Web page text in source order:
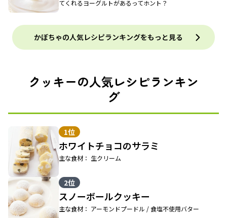
てくれるヨーグルトがあるってホント？
かぼちゃの人気レシピランキングをもっと見る
クッキーの人気レシピランキン
グ
1位
ホワイトチョコのサラミ
主な食材： 生クリーム
2位
スノーボールクッキー
主な食材： アーモンドプードル / 食塩不使用バター